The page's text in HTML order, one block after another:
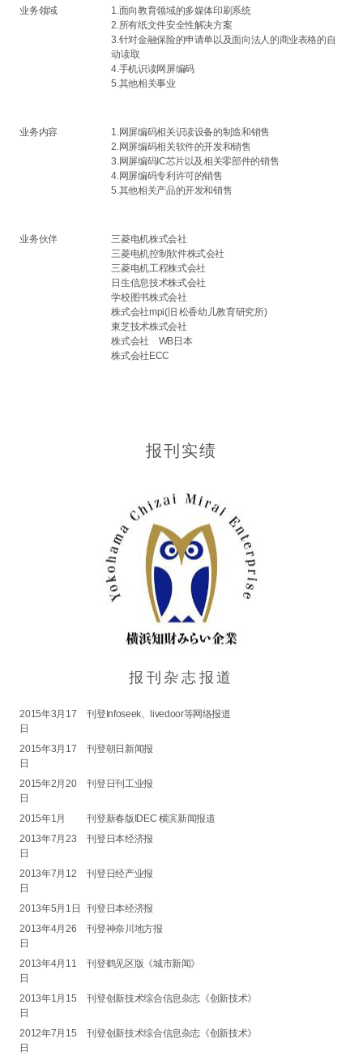
业务领域
1.面向教育领域的多媒体印刷系统
2.所有纸文件安全性解决方案
3.针对金融保险的申请单以及面向法人的商业表格的自
动读取
4.手机识读网屏编码
5.其他相关事业
业务内容
1.网屏编码相关识读设备的制造和销售
2.网屏编码相关软件的开发和销售
3.网屏编码IC芯片以及相关零部件的销售
4.网屏编码专利许可的销售
5.其他相关产品的开发和销售
业务伙伴
三菱电机株式会社
三菱电机控制软件株式会社
三菱电机工程株式会社
日生信息技术株式会社
学校图书株式会社
株式会社mpi(旧 松香幼儿教育研究所)
東芝技术株式会社
株式会社 WB日本
株式会社ECC
报刊实绩
报刊杂志报道
2015年3月17
日
刊登Infoseek、livedoor等网络报道
2015年3月17
日
刊登朝日新闻报
2015年2月20
日
刊登日刊工业报
2015年1月
刊登新春版IDEC 横滨新闻报道
2013年7月23
日
刊登日本经济报
2013年7月12
日
刊登日经产业报
2013年5月1日
刊登日本经济报
2013年4月26
日
刊登神奈川地方报
2013年4月11
日
刊登鹤见区版《城市新闻》
2013年1月15
日
刊登创新技术综合信息杂志《创新技术》
2012年7月15
日
刊登创新技术综合信息杂志《创新技术》